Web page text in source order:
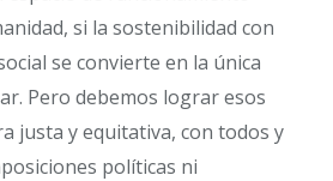
si la sostenibilidad con
se convierte en la única
Pero debemos lograr esos
justa y equitativa, con todos y
políticas ni